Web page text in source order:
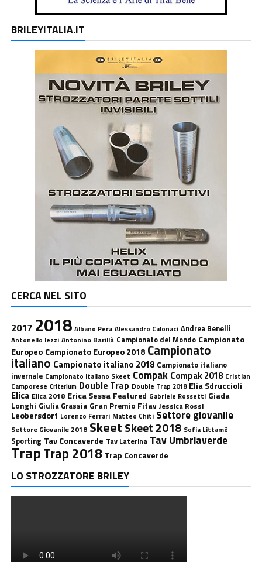
BRILEYITALIA.IT
CERCA NEL SITO
2017 2018 Albano Pera Alessandro Calonaci Andrea Benelli
Antonello Iezzi Antonino Barillà Campionato del Mondo Campionato
Europeo Campionato Europeo 2018 Campionato
italiano Campionato italiano 2018 Campionato italiano
invernale Campionato italiano Skeet Compak Compak 2018 Cristian
Camporese Criterium Double Trap Double Trap 2018 Elia Sdruccioli
Elica Elica 2018 Erica Sessa Featured Gabriele Rossetti Giada
Longhi Giulia Grassia Gran Premio Fitav Jessica Rossi
Leobersdorf Lorenzo Ferrari Matteo Chiti Settore giovanile
Settore Giovanile 2018 SkeetSkeet 2018 Sofia Littamè
Sporting Tav Concaverde Tav Laterina Tav Umbriaverde
TrapTrap 2018 Trap Concaverde
LO STROZZATORE BRILEY